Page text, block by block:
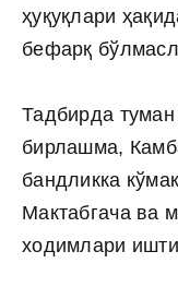
ҳуқуқлари
бефарқ
Тадбирда
бирлашма,
бандликка
Мактабгача ва
ходимлари